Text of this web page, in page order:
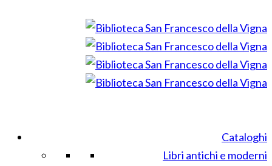
Cataloghi
Libri antichi e moderni